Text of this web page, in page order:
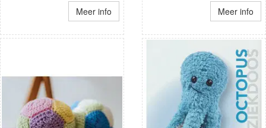
Meer info Meer info